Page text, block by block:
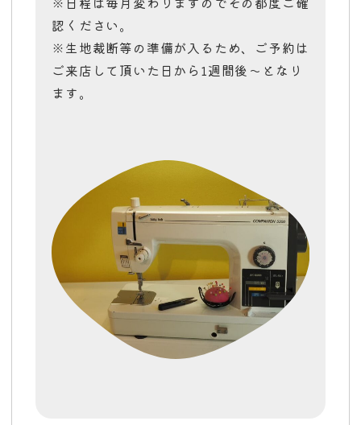
認ください。
※生地裁断等の準備が入るため、ご予約は
ご来店して頂いた日から1週間後〜となり
ます。